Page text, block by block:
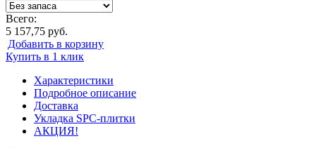
Всего:
5 157,75 руб.
Добавить в корзину
Купить в 1 клик
Характеристики
Подробное описание
Доставка
Укладка SPC-плитки
АКЦИЯ!